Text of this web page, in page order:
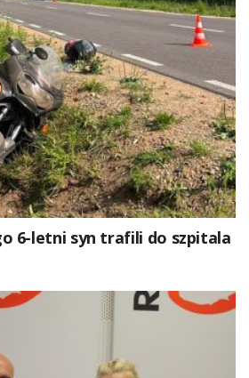
6-letni syn trafili do szpitala